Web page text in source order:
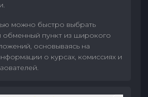
можно быстро выбрать
обменный пункт из широкого
основываясь на
о курсах, комиссиях и